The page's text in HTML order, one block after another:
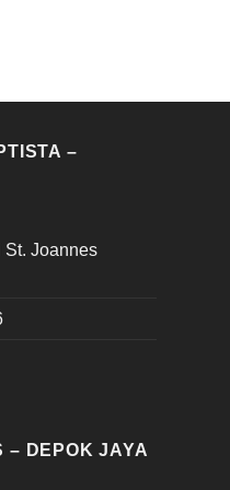
–
St. Joannes
– DEPOK JAYA